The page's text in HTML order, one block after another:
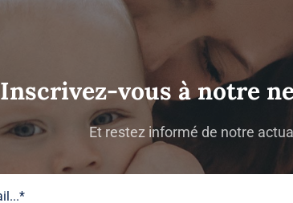
Inscrivez-vous à notre
Et restez informé de notre